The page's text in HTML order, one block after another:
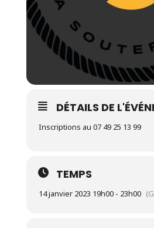
DÉTAILS DE
Inscriptions au 07 49 25 13 99
TEMPS
14 janvier 2023 19h00 - 23h00